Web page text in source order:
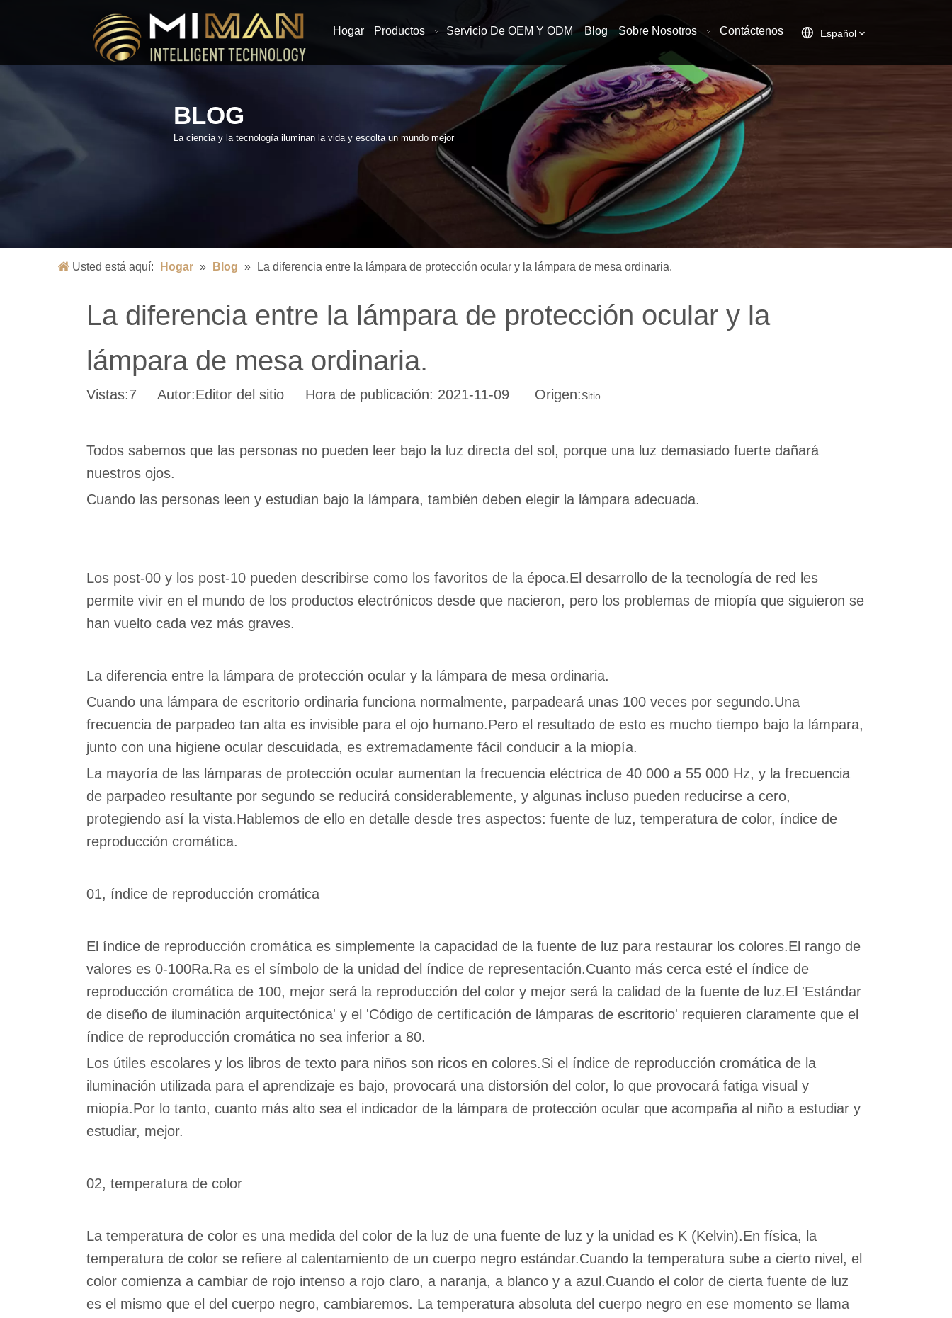
Hogar Productos Servicio De OEM Y ODM Blog Sobre Nosotros Contáctenos Español
BLOG
La ciencia y la tecnología iluminan la vida y escolta un mundo mejor
Usted está aquí: Hogar » Blog » La diferencia entre la lámpara de protección ocular y la lámpara de mesa ordinaria.
La diferencia entre la lámpara de protección ocular y la
lámpara de mesa ordinaria.
Vistas:7 Autor:Editor del sitio Hora de publicación: 2021-11-09 Origen:Sitio
Todos sabemos que las personas no pueden leer bajo la luz directa del sol, porque una luz demasiado fuerte dañará
nuestros ojos.
Cuando las personas leen y estudian bajo la lámpara, también deben elegir la lámpara adecuada.
Los post-00 y los post-10 pueden describirse como los favoritos de la época.El desarrollo de la tecnología de red les
permite vivir en el mundo de los productos electrónicos desde que nacieron, pero los problemas de miopía que siguieron se
han vuelto cada vez más graves.
La diferencia entre la lámpara de protección ocular y la lámpara de mesa ordinaria.
Cuando una lámpara de escritorio ordinaria funciona normalmente, parpadeará unas 100 veces por segundo.Una
frecuencia de parpadeo tan alta es invisible para el ojo humano.Pero el resultado de esto es mucho tiempo bajo la lámpara,
junto con una higiene ocular descuidada, es extremadamente fácil conducir a la miopía.
La mayoría de las lámparas de protección ocular aumentan la frecuencia eléctrica de 40 000 a 55 000 Hz, y la frecuencia
de parpadeo resultante por segundo se reducirá considerablemente, y algunas incluso pueden reducirse a cero,
protegiendo así la vista.Hablemos de ello en detalle desde tres aspectos: fuente de luz, temperatura de color, índice de
reproducción cromática.
01, índice de reproducción cromática
El índice de reproducción cromática es simplemente la capacidad de la fuente de luz para restaurar los colores.El rango de
valores es 0-100Ra.Ra es el símbolo de la unidad del índice de representación.Cuanto más cerca esté el índice de
reproducción cromática de 100, mejor será la reproducción del color y mejor será la calidad de la fuente de luz.El 'Estándar
de diseño de iluminación arquitectónica' y el 'Código de certificación de lámparas de escritorio' requieren claramente que el
índice de reproducción cromática no sea inferior a 80.
Los útiles escolares y los libros de texto para niños son ricos en colores.Si el índice de reproducción cromática de la
iluminación utilizada para el aprendizaje es bajo, provocará una distorsión del color, lo que provocará fatiga visual y
miopía.Por lo tanto, cuanto más alto sea el indicador de la lámpara de protección ocular que acompaña al niño a estudiar y
estudiar, mejor.
02, temperatura de color
La temperatura de color es una medida del color de la luz de una fuente de luz y la unidad es K (Kelvin).En física, la
temperatura de color se refiere al calentamiento de un cuerpo negro estándar.Cuando la temperatura sube a cierto nivel, el
color comienza a cambiar de rojo intenso a rojo claro, a naranja, a blanco y a azul.Cuando el color de cierta fuente de luz
es el mismo que el del cuerpo negro, cambiaremos. La temperatura absoluta del cuerpo negro en ese momento se llama